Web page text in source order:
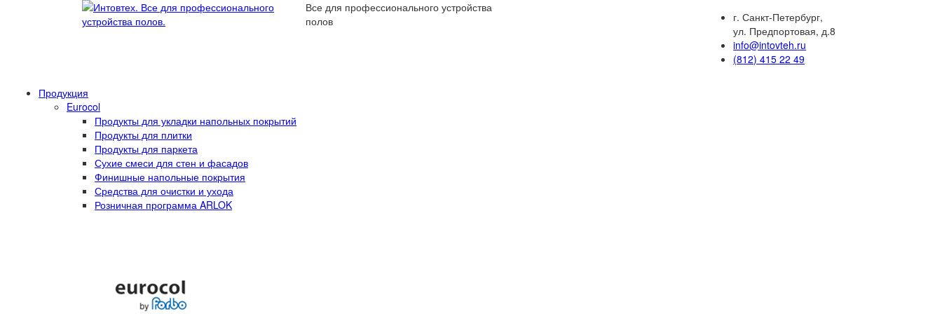
Все для профессионального устройства
полов
г. Санкт-Петербург,
ул. Предпортовая, д.8
info@intovteh.ru
(812) 415 22 49
Продукция
Eurocol
Продукты для укладки напольных покрытий
Продукты для плитки
Продукты для паркета
Сухие смеси для стен и фасадов
Финишные напольные покрытия
Средства для очистки и ухода
Розничная программа ARLOK